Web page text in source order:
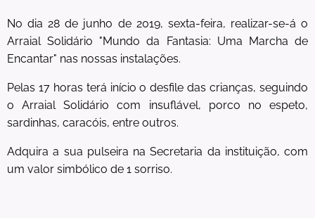
No dia 28 de junho de 2019, sexta-feira, realizar-se-á o
Arraial Solidário "Mundo da Fantasia: Uma Marcha de
Encantar" nas nossas instalações.
Pelas 17 horas terá início o desfile das crianças, seguindo
o Arraial Solidário com insuflável, porco no espeto,
sardinhas, caracóis, entre outros.
Adquira a sua pulseira na Secretaria da instituição, com
um valor simbólico de 1 sorriso.